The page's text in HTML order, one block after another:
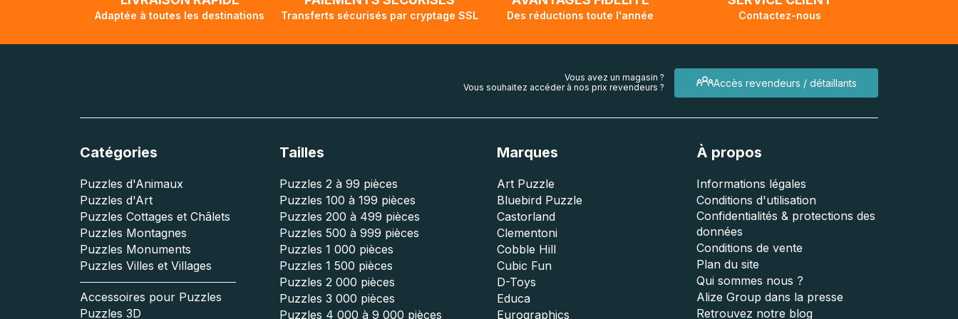
Adaptée à toutes les destinations Transferts sécurisés par cryptage SSL Des réductions toute l'année Contactez-nous
Accès revendeurs / détaillants
Vous avez un magasin ?
Vous souhaitez accéder à nos prix revendeurs ?
Catégories
Puzzles d'Animaux
Puzzles d'Art
Puzzles Cottages et Châlets
Puzzles Montagnes
Puzzles Monuments
Puzzles Villes et Villages
Accessoires pour Puzzles
Puzzles 3D
Tailles
Puzzles 2 à 99 pièces
Puzzles 100 à 199 pièces
Puzzles 200 à 499 pièces
Puzzles 500 à 999 pièces
Puzzles 1 000 pièces
Puzzles 1 500 pièces
Puzzles 2 000 pièces
Puzzles 3 000 pièces
Puzzles 4 000 à 9 000 pièces
Marques
Art Puzzle
Bluebird Puzzle
Castorland
Clementoni
Cobble Hill
Cubic Fun
D-Toys
Educa
Eurographics
À propos
Informations légales
Conditions d'utilisation
Confidentialités & protections des
données
Conditions de vente
Plan du site
Qui sommes nous ?
Alize Group dans la presse
Retrouvez notre blog